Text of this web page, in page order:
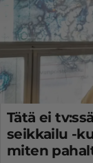
Tätä ei
seikkailu -
miten